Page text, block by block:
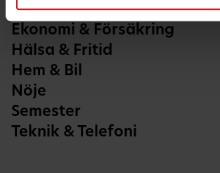
Ekonomi & Försäkring
Hälsa & Fritid
Hem & Bil
Nöje
Semester
Teknik & Telefoni